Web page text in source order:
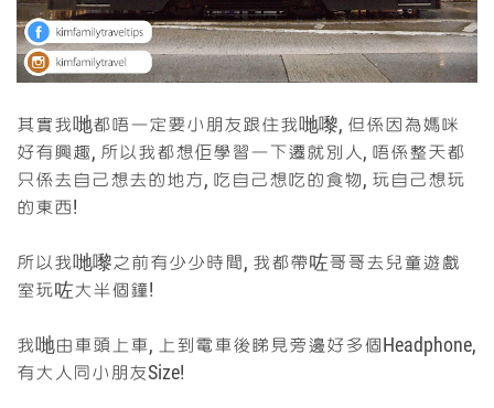
其實我哋都唔一定要小朋友跟住我哋嚟, 但係因為媽咪
好有興趣, 所以我都想佢學習一下遷就別人, 唔係整天都
只係去自己想去的地方, 吃自己想吃的食物, 玩自己想玩
的東西!
所以我哋嚟之前有少少時間, 我都帶咗哥哥去兒童遊戲
室玩咗大半個鐘!
我哋由車頭上車, 上到電車後睇見旁邊好多個Headphone,
有大人同小朋友Size!